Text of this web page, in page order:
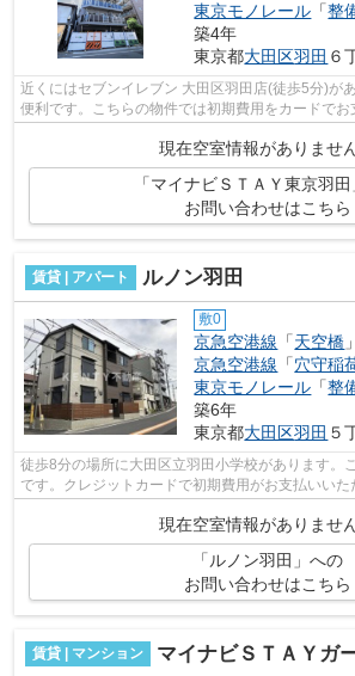
東京モノレール 「整
築4年
東京都大田区羽田 ６
近くにはセブンイレブン 大田区羽田店(徒歩5分)が
便利です。こちらの物件では初期費用をカードで
現在空室情報がありません
「マイナビＳＴＡＹ東京羽
お問い合わせはこちら
賃貸 | アパート ルノン羽田
敷0
京急空港線 「天空橋
京急空港線 「穴守稲
東京モノレール 「整
築6年
東京都大田区羽田 ５
徒歩8分の場所に大田区立羽田小学校があります。
です。クレジットカードで初期費用がお支払いい
現在空室情報がありません
「ルノン羽田」への
お問い合わせはこちら
賃貸 | マンション マイナビＳＴＡＹガーデン